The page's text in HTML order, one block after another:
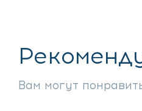
Вам могут